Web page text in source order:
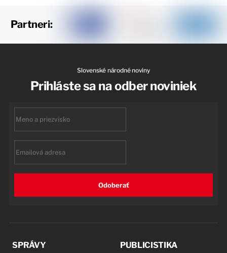
Partneri:
Slovenské národné noviny
Prihláste sa na odber noviniek
Odoberať
SPRÁVY PUBLICISTIKA